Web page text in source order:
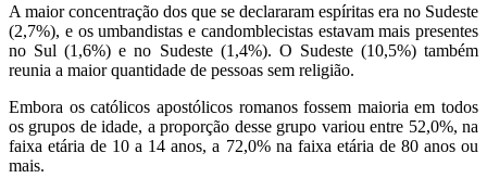
A maior concentração dos que se declararam espíritas era no Sudeste
(2,7%), e os umbandistas e candomblecistas estavam mais presentes
no Sul (1,6%) e no Sudeste (1,4%). O Sudeste (10,5%) também
reunia a maior quantidade de pessoas sem religião.
Embora os católicos apostólicos romanos fossem maioria em todos
os grupos de idade, a proporção desse grupo variou entre 52,0%, na
faixa etária de 10 a 14 anos, a 72,0% na faixa etária de 80 anos ou
mais.